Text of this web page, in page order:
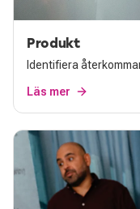
Produkt
Identifiera
Läs mer